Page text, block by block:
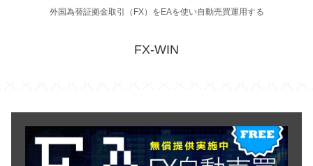
外国為替証拠金取引（FX）をEAを使い自動売買運用する
FX-WIN